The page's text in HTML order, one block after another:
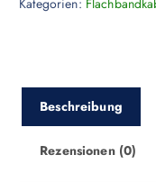
Beschreibung
Rezensionen (0)